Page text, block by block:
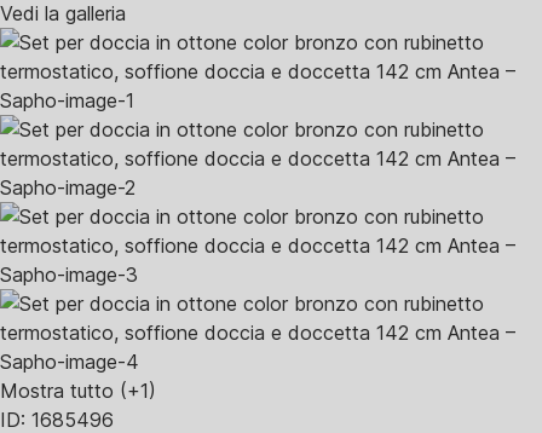
Vedi la galleria
Mostra tutto (+1)
ID: 1685496